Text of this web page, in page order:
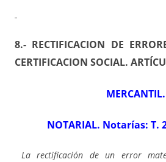
8.- RECTIFICACION DE
CERTIFICACION SOCIAL.
MERCANTIL.
NOTARIAL. Notarías: T.
La rectificación de un error